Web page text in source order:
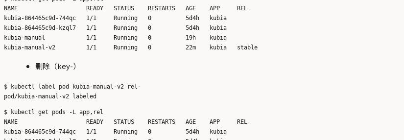
NAME                    READY   STATUS    RESTARTS   AGE    APP     REL
kubia-864465c9d-744qc   1/1     Running   0          5d4h   kubia
kubia-864465c9d-kzql7   1/1     Running   0          5d4h   kubia
kubia-manual            1/1     Running   0          19h    kubia
删除（key-）
$ kubectl label pod kubia-manual-v2 rel-
$ kubectl get pods -L app,rel
NAME                    READY   STATUS    RESTARTS   AGE    APP     REL
kubia-864465c9d-744qc   1/1     Running   0          5d4h   kubia